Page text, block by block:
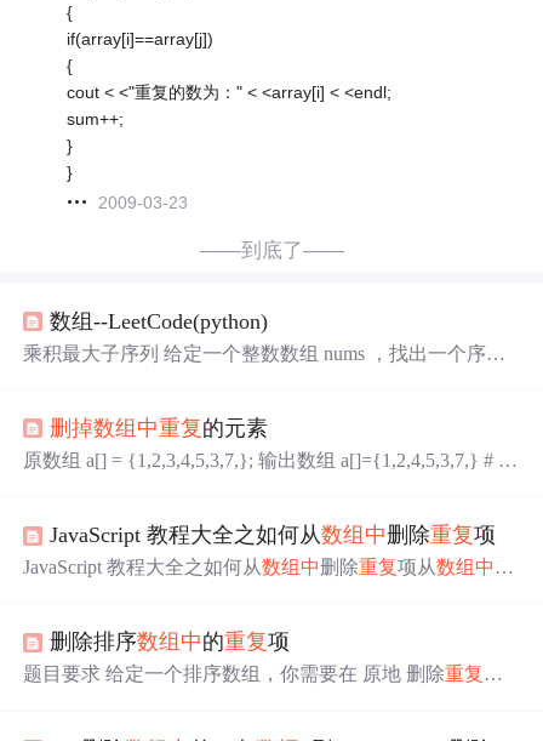
{
if(array[i]==array[j])
{
cout < <"重复的数为：" < <array[i] < <endl;
sum++;
}
}
2009-03-23
——到底了——
数组--LeetCode(python)
乘积最大子序列 给定一个整数数组 nums ，找出一个序列
6。 示例 2: 输入: [-2,0,-1] 输出: 0 解释: 结果不能为 2, 因为
[-2,-1] 不是子数组。 解法： 第一时间想到的是动态规划，
删掉数组中重复的元素
原数组 a[] = {1,2,3,4,5,3,7,}; 输出数组 a[]={1,2,4,5,3,7,} # in
zeof(a)/sizeof(a[0])
JavaScript 教程大全之如何从数组中删除重复项
JavaScript 教程大全之如何从数组中删除重复项从数组中 删
非原始数据类型无关 输出看起来像这样， indexOf()使用an
dfilter()方法从数组中删除重复
项 下一种方法是，将 indexO
删除排序数组中的重复项
题目要求 给定一个排序数组，你需要在 原地 删除重复 出